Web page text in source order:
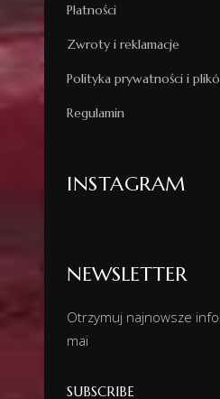
Płatności
Zwroty i reklamacje
Polityka prywatności i
Regulamin
INSTAGRAM
NEWSLETTER
Otrzymuj najnowsze
mai